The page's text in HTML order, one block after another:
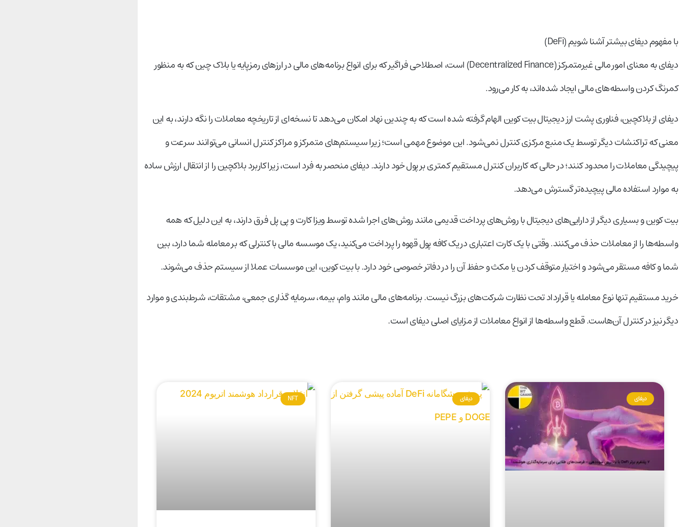
با مفهوم دیفای بیشتر آشنا شویم (DeFi)
دیفای به معنای امور مالی غیرمتمرکز (Decentralized Finance) است، اصطلاحی فراگیر که برای انواع برنامه‌های مالی در ارزهای رمزپایه یا بلاک چین که به منظور
کمرنگ کردن واسطه‌های مالی ایجاد شده‌اند، به کار می‌رود.
دیفای از بلاکچین، فناوری پشت ارز دیجیتال بیت کوین الهام گرفته شده است که به چندین نهاد امکان می‌دهد تا نسخه‌ای از تاریخچه معاملات را نگه دارند، به این
معنی که تراکنشات دیگر توسط یک منبع مرکزی کنترل نمی‌شود. این موضوع مهمی است؛ زیرا سیستم‌های متمرکز و مراکز کنترل انسانی می‌توانند سرعت و
پیچیدگی معاملات را محدود کنند؛ در حالی که کاربران کنترل مستقیم کمتری بر پول خود دارند. دیفای منحصر به فرد است، زیرا کاربرد بلاکچین را از انتقال ارزش ساده
به موارد استفاده مالی پیچیده‌تر گسترش می‌دهد.
بیت کوین و بسیاری دیگر از دارایی‌های دیجیتال با روش‌های پرداخت قدیمی مانند روش‌های اجرا شده توسط ویزا کارت و پی پل فرق دارند، به این دلیل که همه
واسطه‌ها را از معاملات حذف می‌کنند. وقتی با یک کارت اعتباری در یک کافه پول قهوه را پرداخت می‌کنید، یک موسسه مالی با کنترلی که بر معامله شما دارد، بین
شما و کافه مستقر می‌شود و اختیار متوقف کردن یا مکث و حفظ آن را در دفاتر خصوصی خود دارد. با بیت کوین، این موسسات عملا از سیستم حذف می‌شوند.
خرید مستقیم تنها نوع معامله یا قرارداد تحت نظارت شرکت‌های بزرگ نیست. برنامه‌های مالی مانند وام، بیمه، سرمایه گذاری جمعی، مشتقات، شرط‌بندی و موارد
دیگر نیز در کنترل آن‌هاست. قطع واسطه‌ها از انواع معاملات از مزایای اصلی دیفای است.
دیفای دیفای NFT